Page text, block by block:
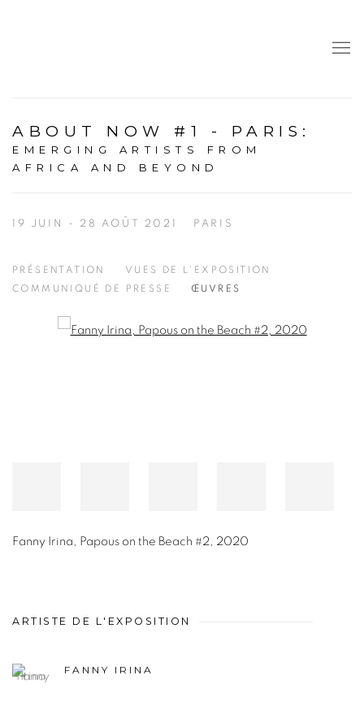
ABOUT NOW #1 - PARIS :
EMERGING ARTISTS FROM
AFRICA AND BEYOND
19 JUIN - 28 AOÛT 2021 PARIS
PRÉSENTATION
VUES DE L'EXPOSITION
COMMUNIQUÉ DE PRESSE
ŒUVRES
Open a larger version of the following image in a popup:
Fanny Irina Papous on the Beach #2 2020
ARTISTE DE L'EXPOSITION
FANNY IRINA